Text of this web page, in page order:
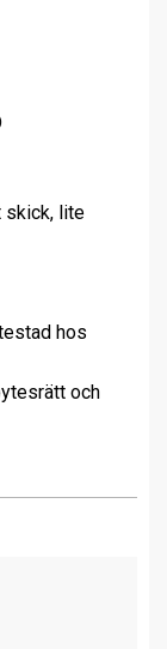
skick, lite
hos
och